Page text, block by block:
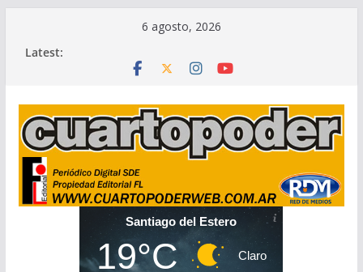
6 agosto, 2026
Latest:
Santiago del Estero
19°C Claro